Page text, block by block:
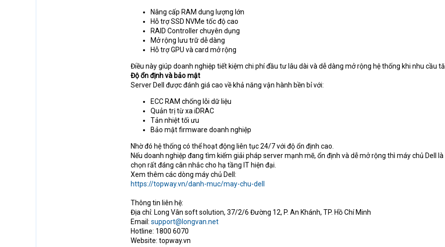
Nâng cấp RAM dung lượng lớn
Hỗ trợ SSD NVMe tốc độ cao
RAID Controller chuyên dụng
Mở rộng lưu trữ dễ dàng
Hỗ trợ GPU và card mở rộng
Điều này giúp doanh nghiệp tiết kiệm chi phí đầu tư lâu dài và dễ dàng mở rộng hệ thống khi nhu cầu
Độ ổn định và bảo mật
Server Dell được đánh giá cao về khả năng vận hành bền bỉ với:
ECC RAM chống lỗi dữ liệu
Quản trị từ xa iDRAC
Tản nhiệt tối ưu
Bảo mật firmware doanh nghiệp
Nhờ đó hệ thống có thể hoạt động liên tục 24/7 với độ ổn định cao.
Nếu doanh nghiệp đang tìm kiếm giải pháp server mạnh mẽ, ổn định và dễ mở rộng thì máy chủ Dell là
chọn rất đáng cân nhắc cho hạ tầng IT hiện đại.
Xem thêm các dòng máy chủ Dell:
https://topway.vn/danh-muc/may-chu-dell
Thông tin liên hệ:
Địa chỉ: Long Vân soft solution, 37/2/6 Đường 12, P. An Khánh, TP. Hồ Chí Minh
Email: support@longvan.net
Hotline: 1800 6070
Website: topway.vn